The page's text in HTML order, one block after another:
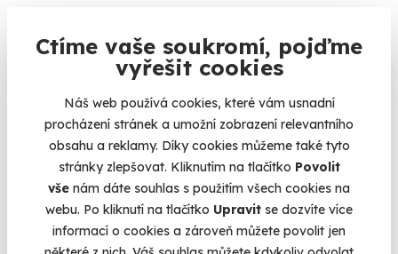
Ctíme vaše soukromí, pojďme
vyřešit cookies
Náš web používá cookies, které vám usnadní
procházení stránek a umožní zobrazení relevantního
obsahu a reklamy. Díky cookies můžeme také tyto
stránky zlepšovat. Kliknutím na tlačítko Povolit
vše nám dáte souhlas s použitím všech cookies na
webu. Po kliknutí na tlačítko Upravit se dozvíte více
informací o cookies a zároveň můžete povolit jen
atolu v tichomoří zatím nemáte? Nevadí, prostě pořiďte
zážitek a staňte se tím nejoblíbenějším kamarádem, co pro
partu udělal něco nezapomenutelného. Co třeba
s expertem na přežití? Nechtěli byste seprojet na
jachtě? Nebo si zahrátúnikovou hru? Možností je spousta.
Nebojte se vybírat, zakoupené zážitky lze snadno a zdarma
vyměnit za jiné.
Na heureka.czmáme